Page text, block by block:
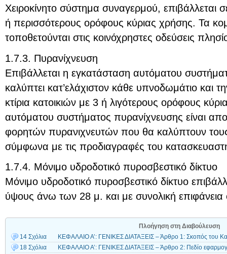
Χειροκίνητο σύστημα συναγερμού, επιβάλλεται
ή περισσότερους ορόφους κύριας χρήσης. Τα
τοποθετούνται στις κοινόχρηστες οδεύσεις
1.7.3. Πυρανίχνευση
Επιβάλλεται η εγκατάσταση αυτόματου
καλύπτει κατ’ελάχιστον κάθε υπνοδωμάτιο και
κτίρια κατοικιών με 3 ή λιγότερους ορόφους
αυτόματου συστήματος πυρανίχνευσης είναι
φορητών πυρανιχνευτών που θα καλύπτουν
σύμφωνα με τις προδιαγραφές του
1.7.4. Μόνιμο υδροδοτικό πυροσβεστικό δίκτυο
Μόνιμο υδροδοτικό πυροσβεστικό δίκτυο
ύψους άνω των 28 μ. και με συνολική
Πλοήγηση στη Διαβούλευση
14 Σχόλια
ΚΕΦΑΛΑΙΟ Α’: ΓΕΝΙΚΕΣ ΔΙΑΤΑΞΕΙΣ – Άρθρο 1: Σκοπός του
18 Σχόλια
ΚΕΦΑΛΑΙΟ Α’: ΓΕΝΙΚΕΣ ΔΙΑΤΑΞΕΙΣ – Άρθρο 2: Πεδίο